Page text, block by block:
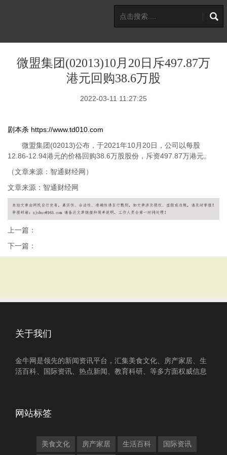
微盟集团(02013)10月20日斥497.87万
港元回购38.6万股
2022-03-11 11:27:25
剧本杀 https://www.td010.com
微盟集团(02013)公布，于2021年10月20日，公司以每股
12.86-12.94港元的价格回购38.6万股股份，斥资497.87万港元。
（文章来源：智通财经网）
文章来源：智通财经网
上一篇：
下一篇：
关于我们
金牛网是领先的新闻资讯平台，汇集美食文化、房产家居、生
活百科、国际资讯、热点新闻、教育科研、等多方面权威信息
网站标签
美食文化 房产家居 生活百科 国际资讯